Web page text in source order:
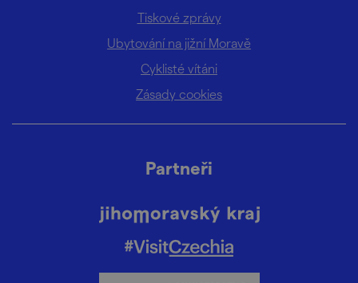
Tiskové zprávy
Ubytování na jižní Moravě
Cyklisté vítáni
Zásady cookies
Partneři